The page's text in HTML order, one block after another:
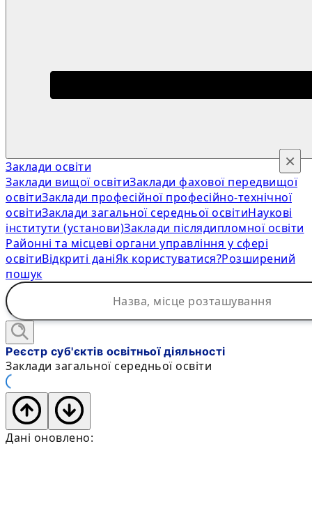
Заклади освіти
Заклади вищої освітиЗаклади фахової передвищої
освітиЗаклади професійної професійно-технічної
освітиЗаклади загальної середньої освітиНаукові
інститути (установи)Заклади післядипломної освіти
Районні та місцеві органи управління у сфері
освітиВідкриті даніЯк користуватися?Розширений
пошук
×
Реєстр суб'єктів освітньої діяльності
Заклади загальної середньої освіти
Дані оновлено: